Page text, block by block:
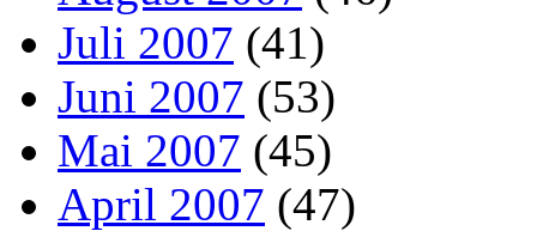
Juli 2007 (41)
Juni 2007 (53)
Mai 2007 (45)
April 2007 (47)